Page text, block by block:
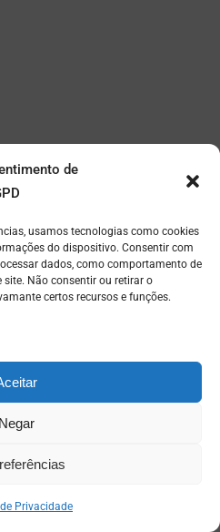
de
usamos tecnologias como cookies
do dispositivo. Consentir com
dados, como comportamento de
site. Não consentir ou retirar o
certos recursos e funções.
Negar
Privacidade